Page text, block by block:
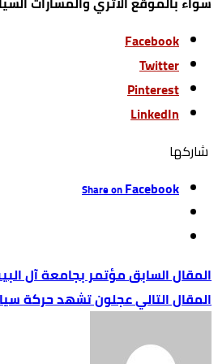
Facebook
Twitter
Pinterest
LinkedIn
‫‫ شاركها‬
Share onFacebook
مؤتمر بجامعة آل
عجلون تشهد حركة